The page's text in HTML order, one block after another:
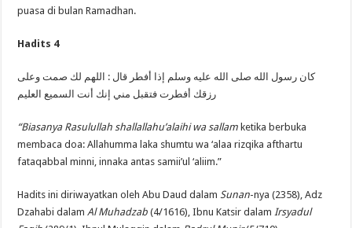
puasa di bulan Ramadhan.
Hadits 4
كان رسول الله صلى الله عليه وسلم إذا أفطر قال : اللهم لك صمت وعلى
رزقك أفطرت فتقبل مني إنك أنت السميع العليم
“Biasanya Rasulullah shallallahu’alaihi wa sallam ketika berbuka
membaca doa: Allahumma laka shumtu wa ‘alaa rizqika afthartu
fataqabbal minni, innaka antas samii’ul ‘aliim.”
Hadits ini diriwayatkan oleh Abu Daud dalam Sunan-nya (2358), Adz
Dzahabi dalamAl Muhadzab (4/1616), Ibnu Katsir dalam Irsyadul